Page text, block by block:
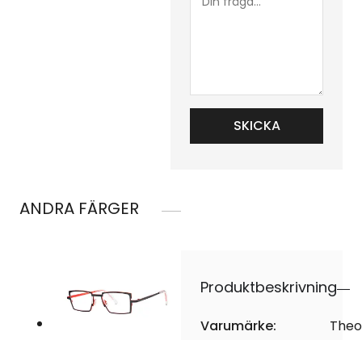
fråga...
ANDRA FÄRGER
Produktbeskrivning
Varumärke:
Theo